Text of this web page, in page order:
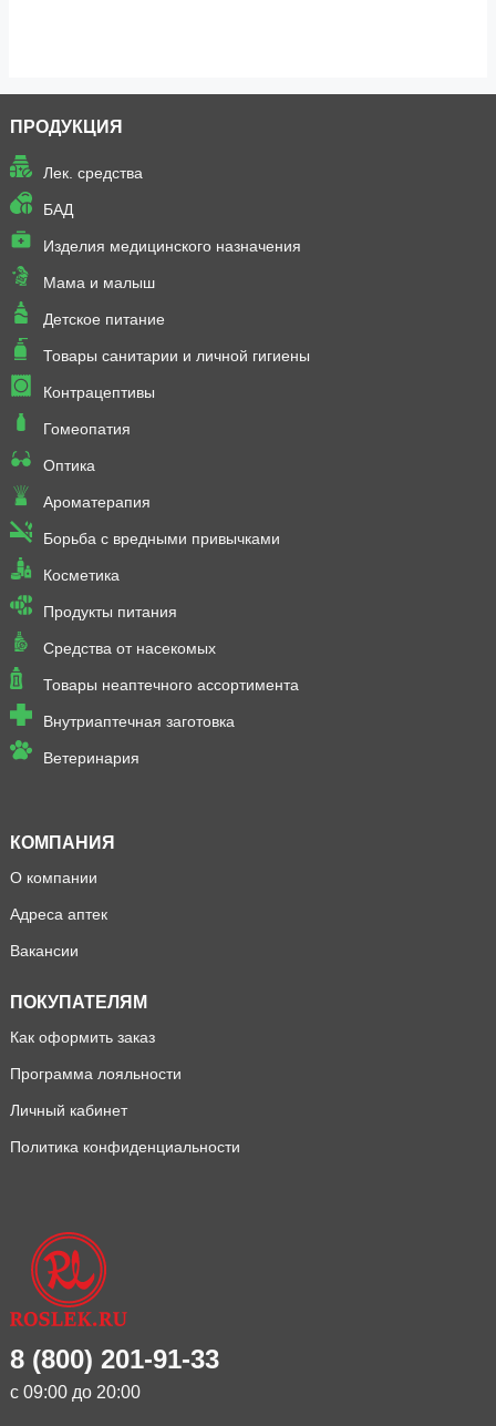
ПРОДУКЦИЯ
Лек. средства
БАД
Изделия медицинского назначения
Мама и малыш
Детское питание
Товары санитарии и личной гигиены
Контрацептивы
Гомеопатия
Оптика
Ароматерапия
Борьба с вредными привычками
Косметика
Продукты питания
Средства от насекомых
Товары неаптечного ассортимента
Внутриаптечная заготовка
Ветеринария
КОМПАНИЯ
О компании
Адреса аптек
Вакансии
ПОКУПАТЕЛЯМ
Как оформить заказ
Программа лояльности
Личный кабинет
Политика конфиденциальности
8 (800) 201-91-33
с 09:00 до 20:00